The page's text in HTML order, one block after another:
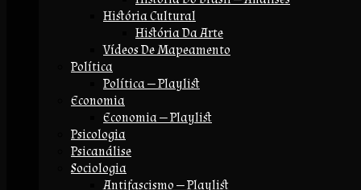
História Cultural
História Da Arte
Vídeos De Mapeamento
Política
Política — Playlist
Economia
Economia — Playlist
Psicologia
Psicanálise
Sociologia
Antifascismo — Playlist